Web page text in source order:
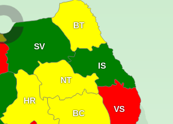
BT
IS
NT
HR
VS
BC
SV